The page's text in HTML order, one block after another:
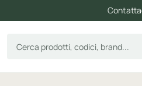
Cerca prodotti